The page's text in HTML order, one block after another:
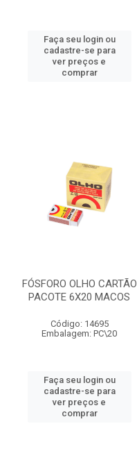
Faça seu login ou
cadastre-se para
ver preços e
comprar
FÓSFORO OLHO CARTÃO
PACOTE 6X20 MACOS
Código: 14695
Embalagem: PC\20
Faça seu login ou
cadastre-se para
ver preços e
comprar